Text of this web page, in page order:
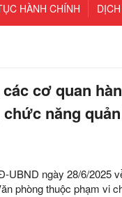
HÀNH CHÍNH
cơ quan
năng
UBND ngày 28/6/2025
phòng thuộc phạm vi